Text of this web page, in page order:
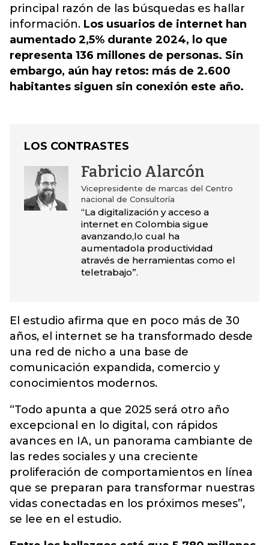
principal razón de las búsquedas es hallar
información. Los usuarios de internet han
aumentado 2,5% durante 2024, lo que
representa 136 millones de personas. Sin
embargo, aún hay retos: más de 2.600
habitantes siguen sin conexión este año.
LOS CONTRASTES
Fabricio Alarcón
Vicepresidente de marcas del Centro
nacional de Consultoría
“La digitalización y acceso a
internet en Colombia sigue
avanzando,lo cual ha
aumentadola productividad
através de herramientas como el
teletrabajo”.
El estudio afirma que en poco más de 30
años, el internet se ha transformado desde
una red de nicho a una base de
comunicación expandida, comercio y
conocimientos modernos.
“Todo apunta a que 2025 será otro año
excepcional en lo digital, con rápidos
avances en IA, un panorama cambiante de
las redes sociales y una creciente
proliferación de comportamientos en línea
que se preparan para transformar nuestras
vidas conectadas en los próximos meses”,
se lee en el estudio.